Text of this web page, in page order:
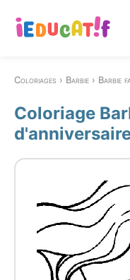
Coloriages Barbie Barbie
Coloriage